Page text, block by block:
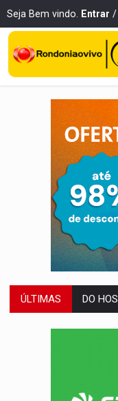
Seja Bem vindo. Entrar /
ÚLTIMAS
ROTA